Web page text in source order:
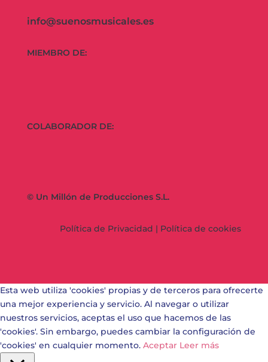
info@suenosmusicales.es
MIEMBRO DE:
COLABORADOR DE:
© Un Millón de Producciones S.L.
Política de Privacidad | Política de cookies
Esta web utiliza 'cookies' propias y de terceros para ofrecerte
una mejor experiencia y servicio. Al navegar o utilizar
nuestros servicios, aceptas el uso que hacemos de las
'cookies'. Sin embargo, puedes cambiar la configuración de
'cookies' en cualquier momento. Aceptar Leer más